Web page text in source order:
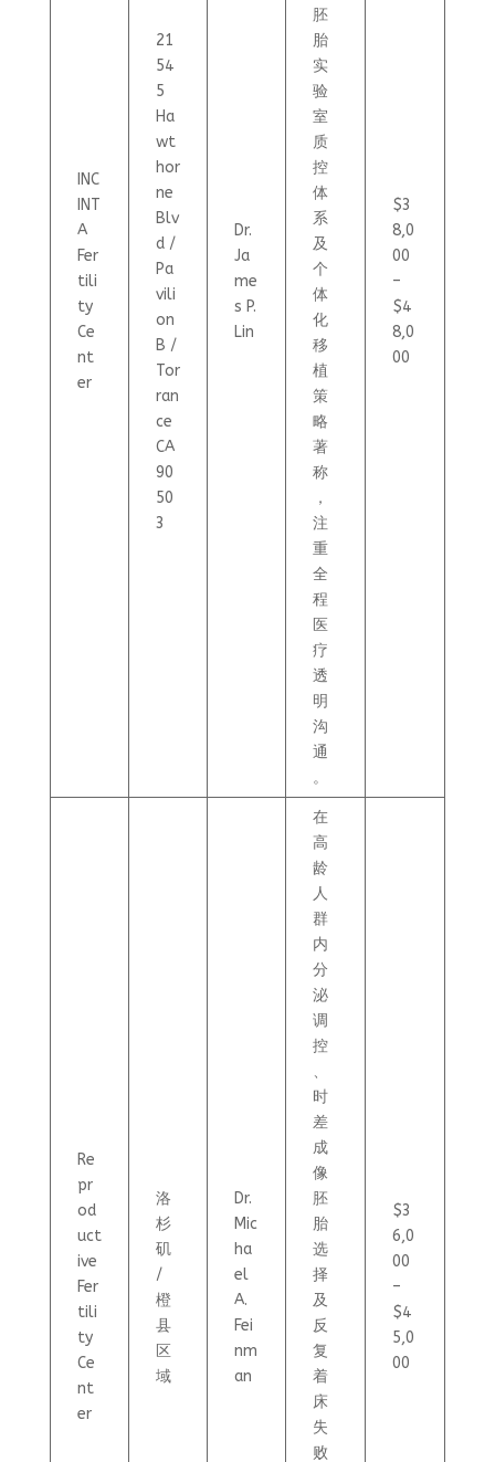
INC
INT
A
Fer
tili
ty
Ce
nt
er
21
54
5
Ha
wt
hor
ne
Blv
d /
Pa
vili
on
B /
Tor
ran
ce
CA
90
50
3
Dr.
Ja
me
s P.
Lin
胚
胎
实
验
室
质
控
体
系
及
个
体
化
移
植
策
略
著
称
，
注
重
全
程
医
疗
透
明
沟
通
。
$3
8,0
00
–
$4
8,0
00
Re
pr
od
uct
ive
Fer
tili
ty
Ce
nt
er
洛
杉
矶
/
橙
县
区
域
Dr.
Mic
ha
el
A.
Fei
nm
an
在
高
龄
人
群
内
分
泌
调
控
、
时
差
成
像
胚
胎
选
择
及
反
复
着
床
失
败
$3
6,0
00
–
$4
5,0
00